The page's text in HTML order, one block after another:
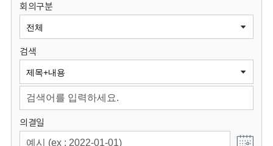
원
회
회의구분
검색
의결일